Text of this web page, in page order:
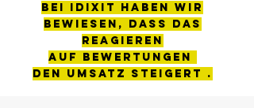
Bei IDIXIT haben wir
bewiesen, dass DAs
Reagieren
auf Bewertungen
den Umsatz steigert .